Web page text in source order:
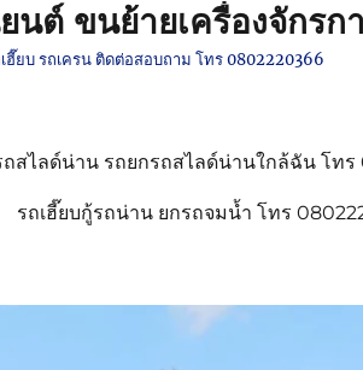
ต์ ขนย้ายเครื่องจักรก
ฮี๊ยบ รถเครน ติดต่อสอบถาม โทร 0802220366
สไลด์น่าน รถยกรถสไลด์น่านใกล้ฉัน โท
รถเฮี๊ยบกู้รถน่าน ยกรถจมน้ำ โทร